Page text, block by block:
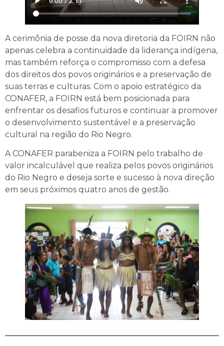
A cerimônia de posse da nova diretoria da FOIRN não
apenas celebra a continuidade da liderança indígena,
mas também reforça o compromisso com a defesa
dos direitos dos povos originários e a preservação de
suas terras e culturas. Com o apoio estratégico da
CONAFER, a FOIRN está bem posicionada para
enfrentar os desafios futuros e continuar a promover
o desenvolvimento sustentável e a preservação
cultural na região do Rio Negro.
A CONAFER parabeniza a FOIRN pelo trabalho de
valor incalculável que realiza pelos povos originários
do Rio Negro e deseja sorte e sucesso à nova direção
em seus próximos quatro anos de gestão.